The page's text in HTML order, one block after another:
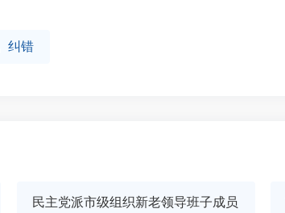
纠错
民主党派市级组织新老领导班子成员